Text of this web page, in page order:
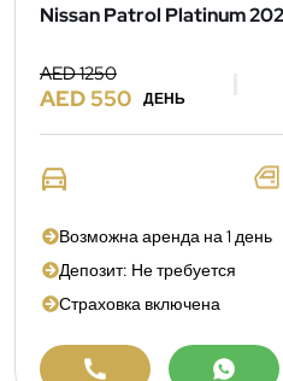
Nissan Patrol Platinum
AED 1250
AED 550 ДЕНЬ
Возможна аренда на 1 день
Депозит: Не требуется
Страховка включена